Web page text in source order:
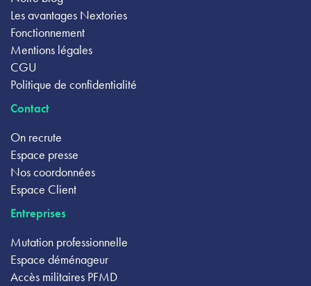
Les avantages Nextories
Fonctionnement
Mentions légales
CGU
Politique de confidentialité
Contact
On recrute
Espace presse
Nos coordonnées
Espace Client
Entreprises
Mutation professionnelle
Espace déménageur
Accès militaires PFMD